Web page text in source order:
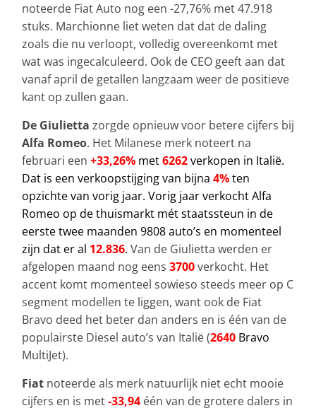
noteerde Fiat Auto nog een -27,76% met 47.918
stuks. Marchionne liet weten dat dat de daling
zoals die nu verloopt, volledig overeenkomt met
wat was ingecalculeerd. Ook de CEO geeft aan dat
vanaf april de getallen langzaam weer de positieve
kant op zullen gaan.
De Giulietta zorgde opnieuw voor betere cijfers bij
Alfa Romeo. Het Milanese merk noteert na
februari een +33,26% met6262verkopen in Italië.
Dat is een verkoopstijging van bijna 4%ten
opzichte van vorig jaar. Vorig jaar verkocht Alfa
Romeo op de thuismarkt mét staatssteun in de
eerste twee maanden 9808 auto’s en momenteel
zijn dat er al 12.836. Van de Giulietta werden er
afgelopen maand nog eens 3700verkocht. Het
accent komt momenteel sowieso steeds meer op C
segment modellen te liggen, want ook de Fiat
Bravo deed het beter dan anders en is één van de
populairste Diesel auto’s van Italië (2640 Bravo
MultiJet).
Fiat noteerde als merk natuurlijk niet echt mooie
cijfers en is met-33,94 één van de grotere dalers in